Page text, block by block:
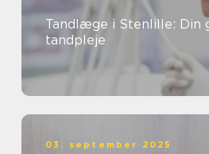
Tandlæge i Stenlille: Din
tandpleje
03. september 2025